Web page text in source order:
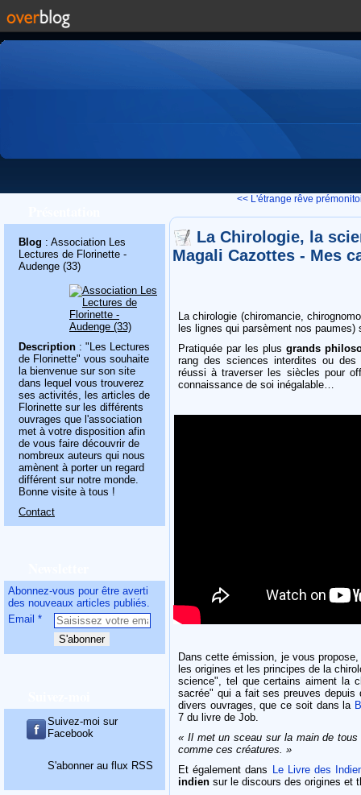
Blog : Association Les
Lectures de Florinette -
Audenge (33)
Description : "Les Lectures
de Florinette" vous souhaite
la bienvenue sur son site
dans lequel vous trouverez
ses activités, les articles de
Florinette sur les différents
ouvrages que l'association
met à votre disposition afin
de vous faire découvrir de
nombreux auteurs qui nous
amènent à porter un regard
différent sur notre monde.
Bonne visite à tous !
Contact
Abonnez-vous pour être averti
des nouveaux articles publiés.
Email
Suivez-moi sur
Facebook
S'abonner au flux RSS
<< L'étrange rêve
La Chirologie, la
Magali Cazottes - Mes
La chirologie (chiromancie,
les lignes qui parsèment nos
Pratiquée par les plusgrands
rang des sciences interdites ou
réussi à traverser les siècles pour
connaissance de soi inégalable…
Dans cette émission, je vous
les origines et les principes de la
science", tel que certains aiment la
sacrée" qui a fait ses preuves
divers ouvrages, que ce soit dans la
7 du livre de Job.
« Il met un sceau sur la main de
comme ces créatures. »
Et également dans Le Livre des
indien sur le discours des origines et